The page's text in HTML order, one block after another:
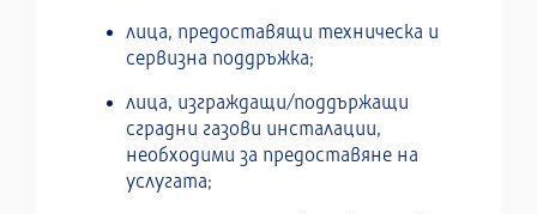
лица, предоставящи техническа и
сервизна поддръжка;
лица, изграждащи/поддържащи
сградни газови инсталации,
необходими за предоставяне на
услугата;